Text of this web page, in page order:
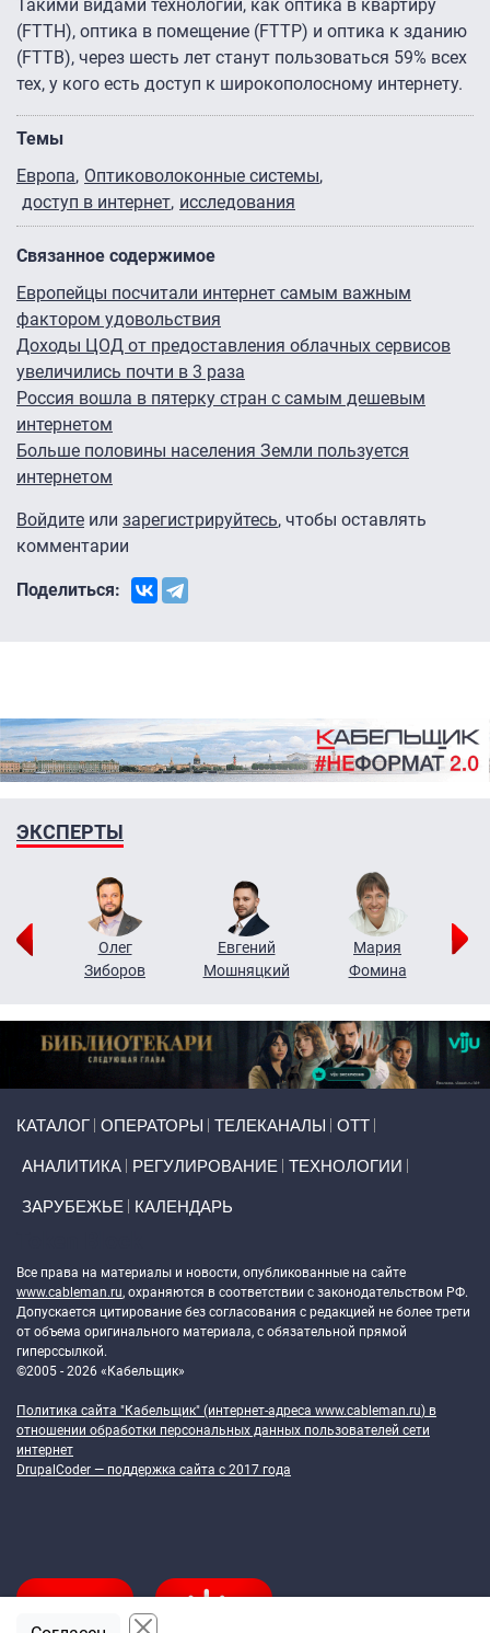
Такими видами технологий, как оптика в квартиру
(FTTH), оптика в помещение (FTTP) и оптика к зданию
(FTTB), через шесть лет станут пользоваться 59% всех
тех, у кого есть доступ к широкополосному интернету.
Темы
Европа Оптиковолоконные системы
доступ в интернет исследования
Связанное содержимое
Европейцы посчитали интернет самым важным
фактором удовольствия
Доходы ЦОД от предоставления облачных сервисов
увеличились почти в 3 раза
Россия вошла в пятерку стран с самым дешевым
интернетом
Больше половины населения Земли пользуется
интернетом
Войдите или зарегистрируйтесь, чтобы оставлять
комментарии
Поделиться:
ЭКСПЕРТЫ
Олег
Зиборов
Евгений
Мошняцкий
Мария
Фомина
КАТАЛОГ ОПЕРАТОРЫ ТЕЛЕКАНАЛЫ ОТТ
АНАЛИТИКА РЕГУЛИРОВАНИЕ ТЕХНОЛОГИИ
ЗАРУБЕЖЬЕ КАЛЕНДАРЬ
Все права на материалы и новости, опубликованные на сайте
www.cableman.ru, охраняются в соответствии с законодательством РФ.
Допускается цитирование без согласования с редакцией не более трети
от объема оригинального материала, с обязательной прямой
гиперссылкой.
©2005 - 2026 «Кабельщик»
Политика сайта "Кабельщик" (интернет-адреса www.cableman.ru) в
отношении обработки персональных данных пользователей сети
интернет
DrupalCoder — поддержка сайта c 2017 года